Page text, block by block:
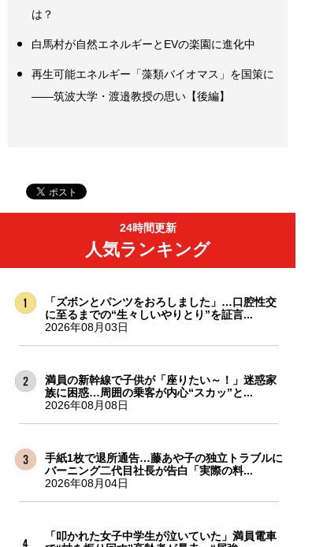
は？
白馬村が自然エネルギーとEVの楽園に進化中
再生可能エネルギー「藻類バイオマス」を国策に
――筑波大学・渡邉教授の思い【後編】
24時間更新
人気ランキング
「ズボンとパンツをおろしました」…口腔性交
に至るまでの“生々しいやりとり”を証言...
2026年08月03日
満員の新幹線で子供が「座りたい～！」迷惑家
族に困惑…周囲の乗客が内心“スカッ”と...
2026年08月08日
手紙1枚で退所通告…藤あや子の独立トラブルに
バーニング二代目社長が告白「実際の料...
2026年08月04日
「叩かれた女子中学生が泣いていた」満員電車